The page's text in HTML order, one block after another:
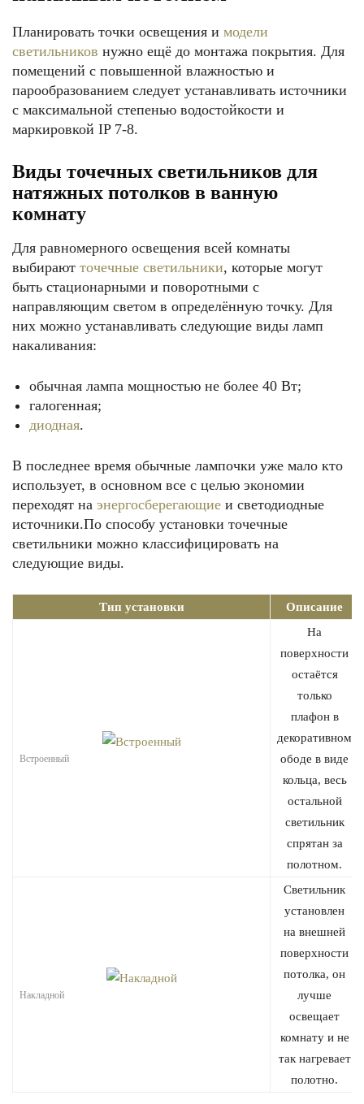
Планировать точки освещения и модели
светильников нужно ещё до монтажа покрытия. Для
помещений с повышенной влажностью и
парообразованием следует устанавливать источники
с максимальной степенью водостойкости и
маркировкой IP 7-8.
Виды точечных светильников для
натяжных потолков в ванную
комнату
Для равномерного освещения всей комнаты
выбирают точечные светильники, которые могут
быть стационарными и поворотными с
направляющим светом в определённую точку. Для
них можно устанавливать следующие виды ламп
накаливания:
обычная лампа мощностью не более 40 Вт;
галогенная;
диодная.
В последнее время обычные лампочки уже мало кто
использует, в основном все с целью экономии
переходят на энергосберегающие и светодиодные
источники.По способу установки точечные
светильники можно классифицировать на
следующие виды.
Тип установки Описание
Встроенный
На
поверхности
остаётся
только
плафон в
декоративном
ободе в виде
кольца, весь
остальной
светильник
спрятан за
полотном.
Накладной
Светильник
установлен
на внешней
поверхности
потолка, он
лучше
освещает
комнату и не
так нагревает
полотно.